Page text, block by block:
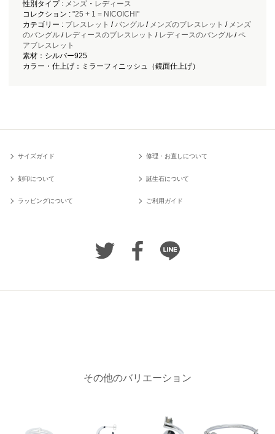
性別タイプ : メンズ・ レディース
コレクション : "25 + 1 = NICOICHI"
カテゴリー : ブレスレット /バングル/ メンズのブレスレット / メンズ
のバングル/ レディースのブレスレット / レディースのバングル/ペ
アブレスレット
素材：シルバー925
カラー・仕上げ：ミラーフィニッシュ（鏡面仕上げ）
サイズガイド 修理・お直しについて
刻印について 誕生石について
ラッピングについて ご利用ガイド
その他のバリエーション